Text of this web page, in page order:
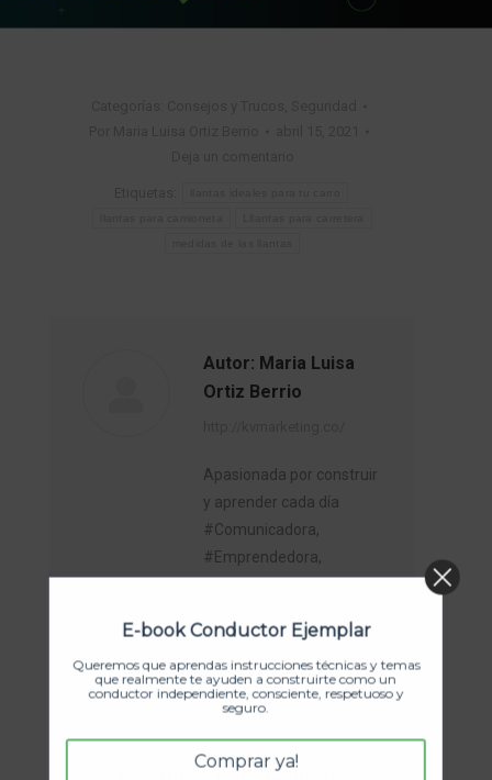
Autor: Maria Luisa
Ortiz Berrio
Apasionada por construir
y aprender cada día
#Comunicadora,
#Emprendedora,
Navegación
ANTERIOR
E-book Conductor Ejemplar
Queremos que aprendas instrucciones técnicas y temas
que realmente te ayuden a construirte como un
conductor independiente, consciente, respetuoso y
seguro.
Comprar ya!